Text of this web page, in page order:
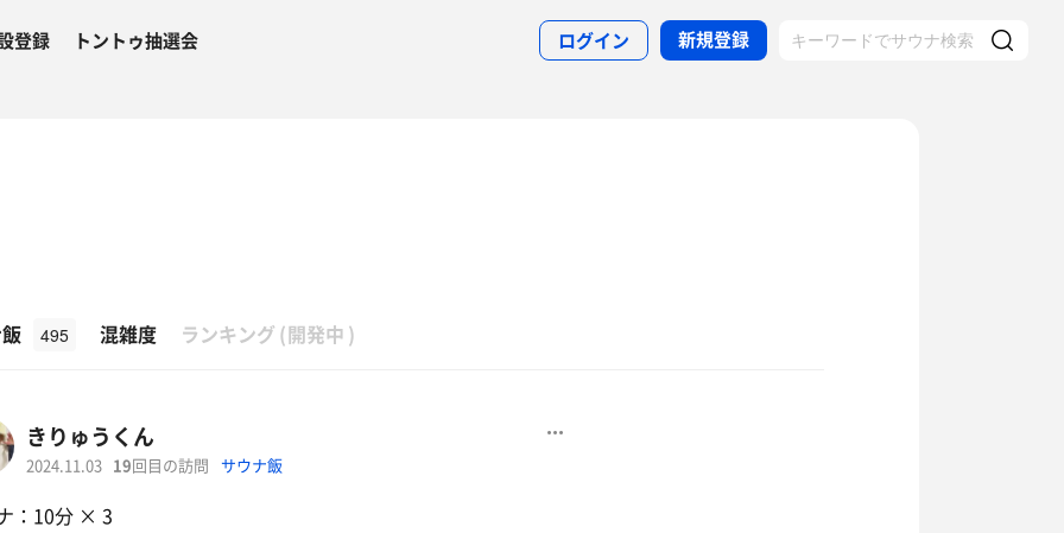
登録 トントゥ抽選会 ログイン 新規登録
495 混雑度 ランキング (開発中 )
きりゅうくん
2024.11.03 19回目の訪問 サウナ飯
：10分 × 3